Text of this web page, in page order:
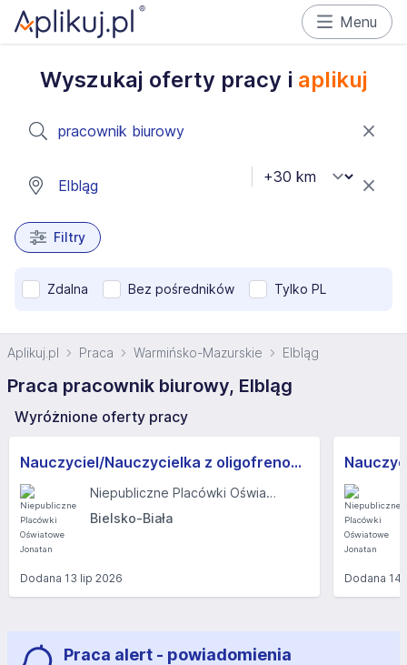
Menu
Wyszukaj oferty pracy i aplikuj
Filtry
Zdalna Bez pośredników Tylko PL
Aplikuj.pl Praca Warmińsko-Mazurskie Elbląg
Praca pracownik biurowy, Elbląg
Wyróżnione oferty pracy
Nauczyciel/Nauczycielka z oligofrenopedagogiką
Niepubliczne Placówki Oświatowe Jonatan
Bielsko-Biała
Dodana 13 lip 2026 Dodana 14
Praca alert - powiadomienia